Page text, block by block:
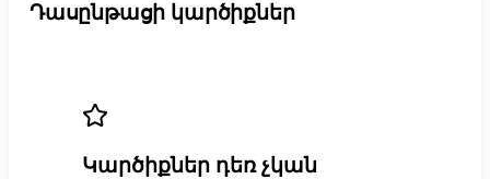
Դասընթացի կարծիքներ
Կարծիքներ դեռ չկան